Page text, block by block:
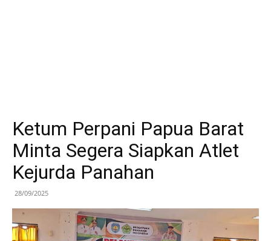
Ketum Perpani Papua Barat
Minta Segera Siapkan Atlet
Kejurda Panahan
28/09/2025